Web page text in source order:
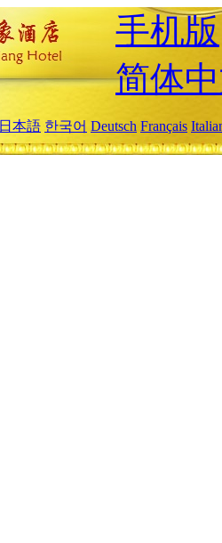
手机版
简体
日本語 한국어 Deutsch Français